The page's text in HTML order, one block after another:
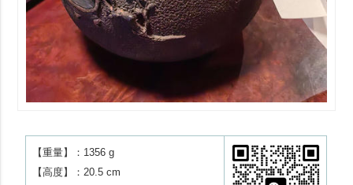
【重量】：1356 g
【高度】：20.5 cm